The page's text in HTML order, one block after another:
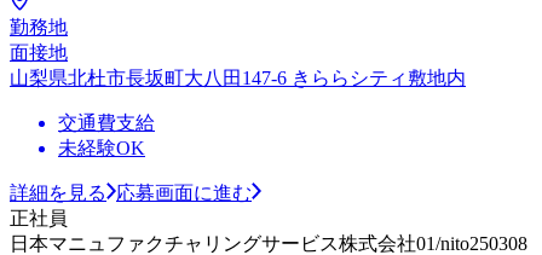
勤務地
面接地
山梨県北杜市長坂町大八田147-6 きららシティ敷地内
交通費支給
未経験OK
詳細を見る
応募画面に進む
正社員
日本マニュファクチャリングサービス株式会社01/nito250308